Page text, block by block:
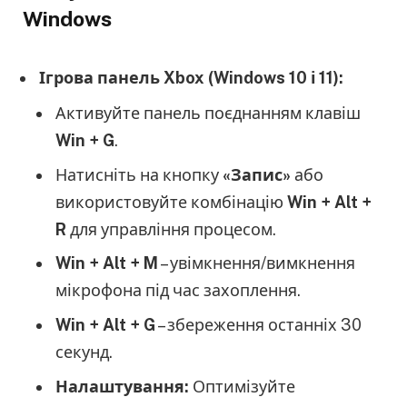
Windows
Ігрова панель Xbox (Windows 10 і 11):
Активуйте панель поєднанням клавіш
Win + G.
Натисніть на кнопку «Запис» або
використовуйте комбінацію Win + Alt +
R для управління процесом.
Win + Alt + M – увімкнення/вимкнення
мікрофона під час захоплення.
Win + Alt + G– збереження останніх 30
секунд.
Налаштування: Оптимізуйте